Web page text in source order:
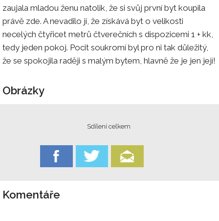
zaujala mladou ženu natolik, že si svůj první byt koupila
právě zde. A nevadilo jí, že získává byt o velikosti
necelých čtyřicet metrů čtverečních s dispozicemi 1 + kk,
tedy jeden pokoj. Pocit soukromí byl pro ni tak důležitý,
že se spokojila raději s malým bytem, hlavně že je jen její!
Obrázky
Sdílení celkem
Komentáře